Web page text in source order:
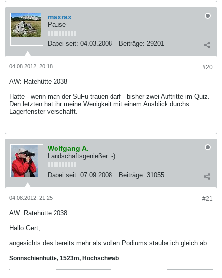
maxrax
Pause
Dabei seit: 04.03.2008 Beiträge: 29201
#20
04.08.2012, 20:18
AW: Ratehütte 2038
Hatte - wenn man der SuFu trauen darf - bisher zwei Auftritte im Quiz.
Den letzten hat ihr meine Wenigkeit mit einem Ausblick durchs
Lagerfenster verschafft.
Wolfgang A.
Landschaftsgenießer :-)
Dabei seit: 07.09.2008 Beiträge: 31055
#21
04.08.2012, 21:25
AW: Ratehütte 2038
Hallo Gert,
angesichts des bereits mehr als vollen Podiums staube ich gleich ab:
Sonnschienhütte, 1523m, Hochschwab